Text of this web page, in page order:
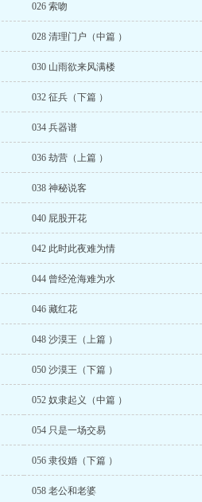
026 索吻
028 清理门户（中篇 ）
030 山雨欲来风满楼
032 征兵（下篇 ）
034 兵器谱
036 劫营（上篇 ）
038 神秘说客
040 屁股开花
042 此时此夜难为情
044 曾经沧海难为水
046 藏红花
048 沙漠王（上篇 ）
050 沙漠王（下篇 ）
052 奴隶起义（中篇 ）
054 只是一场交易
056 隶役婚（下篇 ）
058 老公和老婆